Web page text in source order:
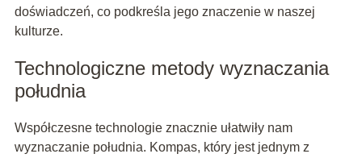
doświadczeń, co podkreśla jego znaczenie w naszej
kulturze.
Technologiczne metody wyznaczania
południa
Współczesne technologie znacznie ułatwiły nam
wyznaczanie południa. Kompas, który jest jednym z